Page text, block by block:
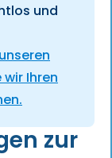
und
wir Ihren
zur